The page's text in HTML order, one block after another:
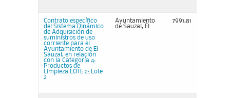
Contrato específico
del Sistema Dinámico
de Adquisición de
suministros de uso
corriente para el
Ayuntamiento de El
Sauzal, en relación
con la Categoría 4:
Productos de
Limpieza LOTE 2: Lote
2
Ayuntamiento
de Sauzal, El
7991,81